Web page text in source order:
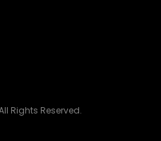
Rights Reserved.